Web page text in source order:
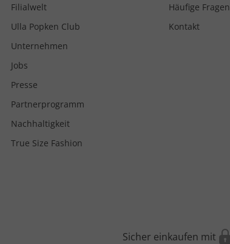
Filialwelt
Ulla Popken Club
Unternehmen
Jobs
Presse
Partnerprogramm
Nachhaltigkeit
True Size Fashion
Häufige Fragen
Kontakt
Sicher einkaufen mit